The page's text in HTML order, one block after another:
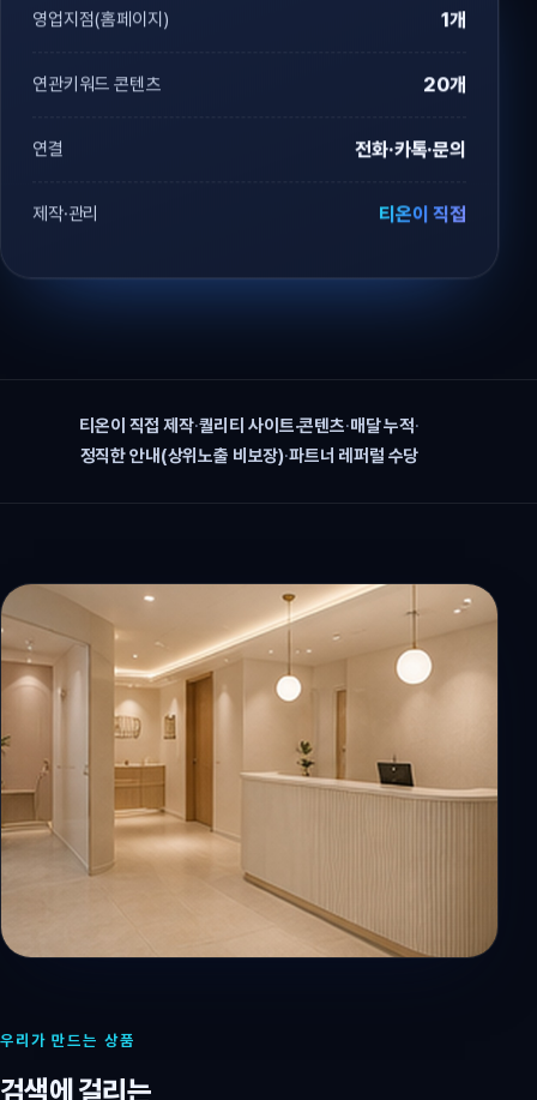
영업지점(홈페이지) 1개
연관키워드 콘텐츠 20개
연결 전화·카톡·문의
제작·관리 티온이 직접
티온이 직접 제작·퀄리티 사이트·콘텐츠·매달 누적·
정직한 안내(상위노출 비보장)·파트너 레퍼럴 수당
우리가 만드는 상품
검색에 걸리는